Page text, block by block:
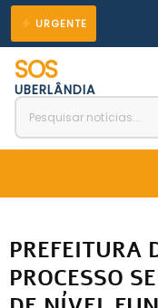
para
conteúdo
URGENTE
SOS
UBERLÂNDIA
PREFEITURA
PROCESSO